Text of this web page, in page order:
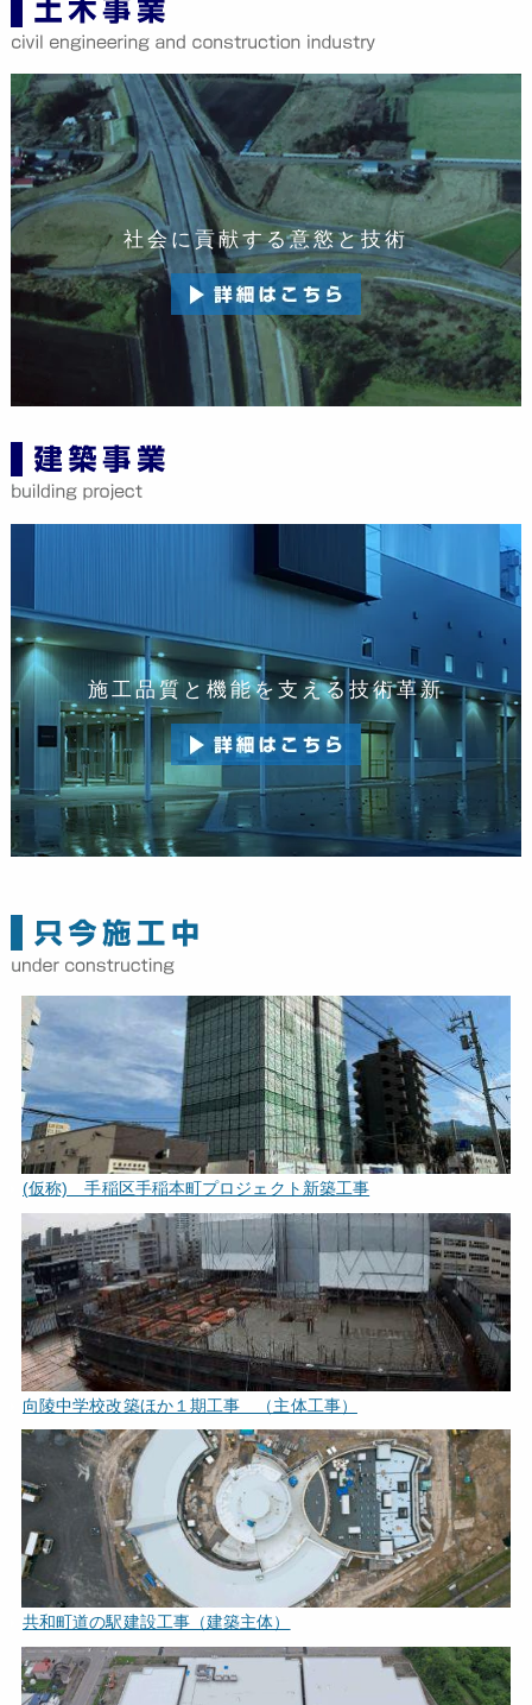
社会に貢献する意慾と技術
施工品質と機能を支える技術革新
(仮称) 手稲区手稲本町プロジェクト新築工事
向陵中学校改築ほか１期工事 （主体工事）
共和町道の駅建設工事（建築主体）